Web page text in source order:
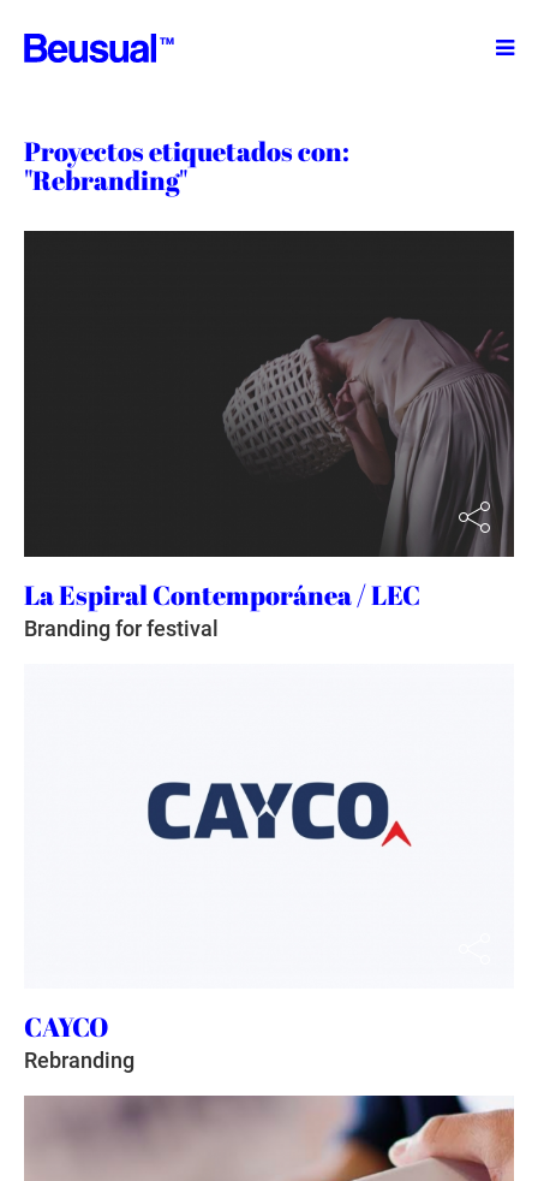
TM
Proyectos etiquetados con:
"Rebranding"
La Espiral Contemporánea / LEC
Branding for festival
CAYCO
Rebranding